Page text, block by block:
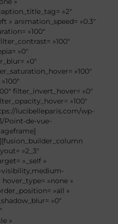
»2″
» animation_speed= »0.3″
»100″
»100″
»0″
»0″
»100″
filter_invert_hover= »0″
»100″
lucibelleparis.com/wp-
Point-de-vue-
»2_3″
»_self »
visibility,medium-
»none »
»all »
»0″
»